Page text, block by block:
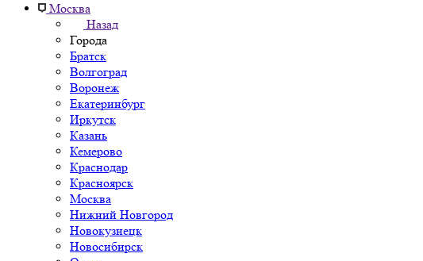
Москва
Назад
Города
Братск
Волгоград
Воронеж
Екатеринбург
Иркутск
Казань
Кемерово
Краснодар
Красноярск
Москва
Нижний Новгород
Новокузнецк
Новосибирск